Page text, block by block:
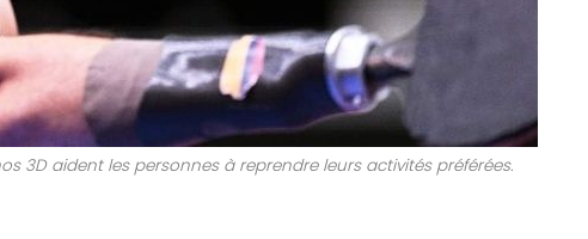
3D aident les personnes à reprendre leurs activités préférées.